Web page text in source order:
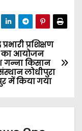
प्रशिक्षण
का आयोजन
गन्ना किसान
लोधीपुरा
में किया गया